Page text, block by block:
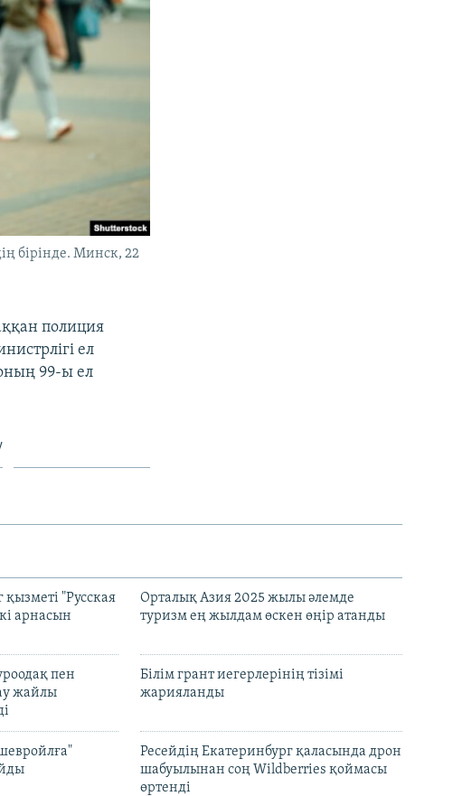
бірінде. Минск, 22
полиция
ел
99-ы ел
қызметі "Русская
арнасын
Орталық Азия 2025 жылы әлемде
туризм ең жылдам өскен өңір атанды
пен
жайлы
Білім грант иегерлерінің тізімі
жарияланды
Ресейдің Екатеринбург қаласында дрон
шабуылынан соң Wildberries қоймасы
өртенді